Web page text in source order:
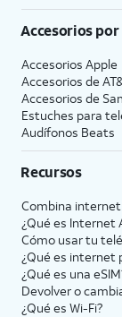
Accesorios
Accesorios Apple
Accesorios de
Accesorios de
Estuches para
Audífonos Beats
Recursos
Combina
¿Qué es Internet
Cómo usar tu
¿Qué es internet
¿Qué es una
Devolver o
¿Qué es Wi-Fi?